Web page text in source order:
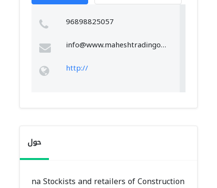
96898825057
info@www.maheshtradingoman.com
http://
حول
na Stockists and retailers of Construction